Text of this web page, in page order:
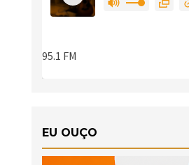
EU OUÇO